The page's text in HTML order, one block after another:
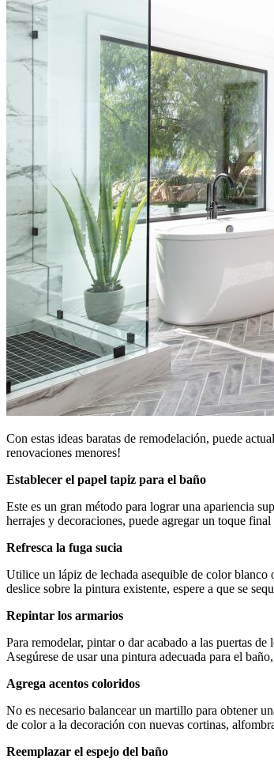
Con estas ideas baratas de remodelación, puede
renovaciones menores!
Establecer el papel tapiz para el baño
Este es un gran método para lograr una apariencia
herrajes y decoraciones, puede agregar un toque
Refresca la fuga sucia
Utilice un lápiz de lechada asequible de color blanco
deslice sobre la pintura existente, espere a que se
Repintar los armarios
Para remodelar, pintar o dar acabado a las puertas
Asegúrese de usar una pintura adecuada para el
Agrega acentos coloridos
No es necesario balancear un martillo para obtener
de color a la decoración con nuevas cortinas,
Reemplazar el espejo del baño